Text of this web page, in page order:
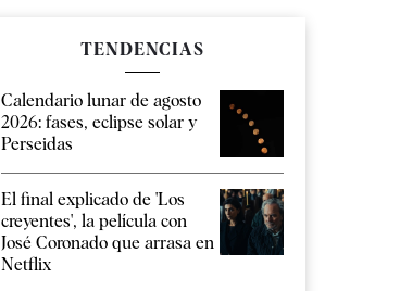
TENDENCIAS
Calendario lunar de agosto
2026: fases, eclipse solar y
Perseidas
El final explicado de 'Los
creyentes', la película con
José Coronado que arrasa en
Netflix